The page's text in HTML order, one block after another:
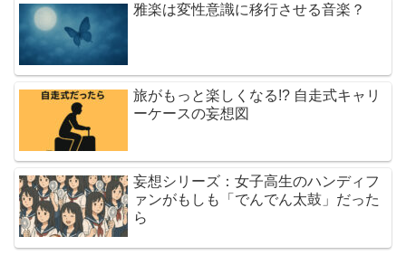
雅楽は変性意識に移行させる音楽？
旅がもっと楽しくなる!? 自走式キャリ
ーケースの妄想図
妄想シリーズ：女子高生のハンディフ
ァンがもしも「でんでん太鼓」だった
ら